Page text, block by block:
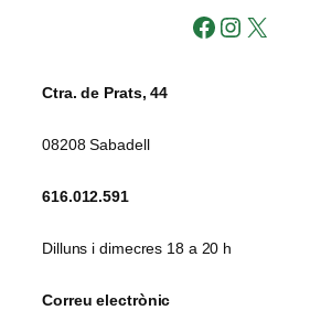
Facebook Instagram X
Ctra. de Prats, 44
08208 Sabadell
616.012.591
Dilluns i dimecres 18 a 20 h
Correu electrònic